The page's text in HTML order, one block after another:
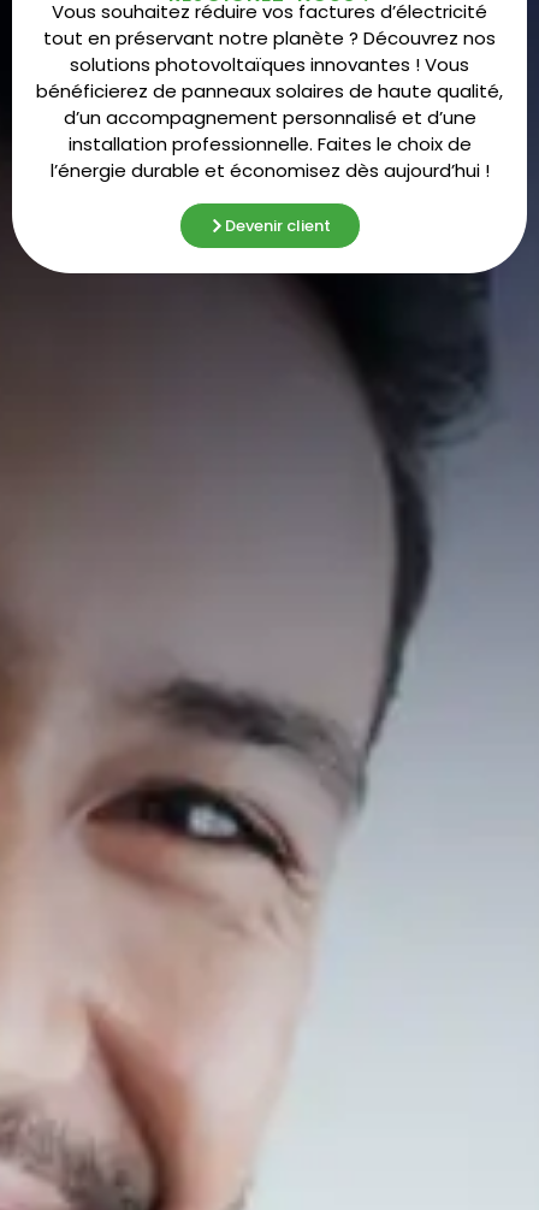
Vous souhaitez réduire vos factures d’électricité
tout en préservant notre planète ? Découvrez nos
solutions photovoltaïques innovantes ! Vous
bénéficierez de panneaux solaires de haute qualité,
d’un accompagnement personnalisé et d’une
installation professionnelle. Faites le choix de
l’énergie durable et économisez dès aujourd’hui !
Devenir client